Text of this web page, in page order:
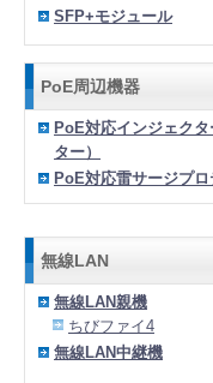
SFP+モジュール
PoE周辺機器
PoE対応インジェク
ター）
PoE対応雷サージプ
無線LAN
無線LAN親機
ちびファイ4
無線LAN中継機